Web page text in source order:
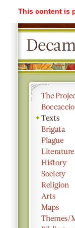
This content is